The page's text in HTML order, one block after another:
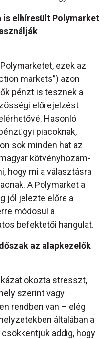
is elhíresült Polymarket
ezek az
markets”) azon
pénzt is tesznek a
előrejelzést
Hasonló
piacoknak,
sok minden hat az
kötvényhozam-
hogy mi a választásra
A Polymarket a
jól jelezte előre a
módosul a
befektetői hangulat.
az alapkezelők
okozta stresszt,
szerint vagy
rendben van – elég
általában a
addig, hogy